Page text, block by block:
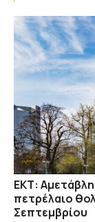
ΕΚΤ:
πετρέλαιο
Σεπτεμβρίου